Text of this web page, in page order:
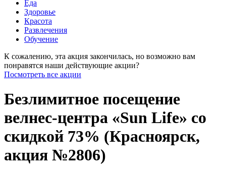
Еда
Здоровье
Красота
Развлечения
Обучение
К сожалению, эта акция закончилась, но возможно вам
понравятся наши действующие акции?
Посмотреть все акции
Безлимитное посещение
велнес-центра «Sun Life» со
скидкой 73% (Красноярск,
акция №2806)